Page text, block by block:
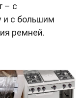
– с
и с большим
ремней.